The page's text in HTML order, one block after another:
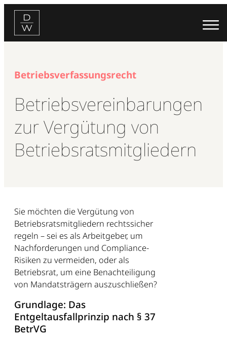
Zum
Inhalt
springen
Betriebsverfassungsrecht
Betriebsvereinbarungen
zur Vergütung von
Betriebsratsmitgliedern
Sie möchten die Vergütung von
Betriebsratsmitgliedern rechtssicher
regeln – sei es als Arbeitgeber, um
Nachforderungen und Compliance-
Risiken zu vermeiden, oder als
Betriebsrat, um eine Benachteiligung
von Mandatsträgern auszuschließen?
Grundlage: Das
Entgeltausfallprinzip nach § 37
BetrVG